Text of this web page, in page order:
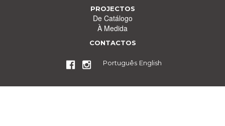
PROJECTOS
De Catálogo
À Medida
CONTACTOS
Português English